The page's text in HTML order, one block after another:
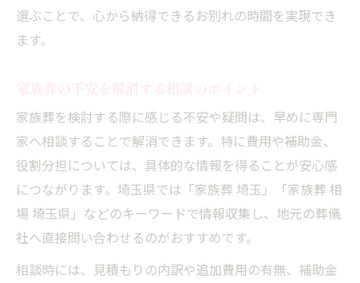
選ぶことで、心から納得できるお別れの時間を実現でき
ます。
家族葬を検討する際に感じる不安や疑問は、早めに専門
家へ相談することで解消できます。特に費用や補助金、
役割分担については、具体的な情報を得ることが安心感
につながります。埼玉県では「家族葬 埼玉」「家族葬 相
場 埼玉県」などのキーワードで情報収集し、地元の葬儀
社へ直接問い合わせるのがおすすめです。
相談時には、見積もりの内訳や追加費用の有無、補助金